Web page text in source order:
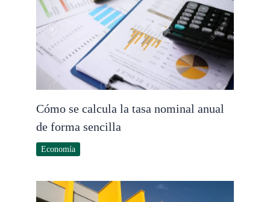
Cómo se calcula la tasa nominal anual
de forma sencilla
Economía